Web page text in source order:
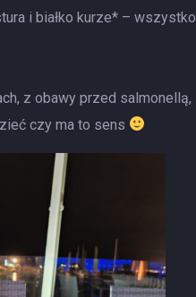
i białko kurze* – wszystko
z obawy przed salmonellą,
czy ma to sens